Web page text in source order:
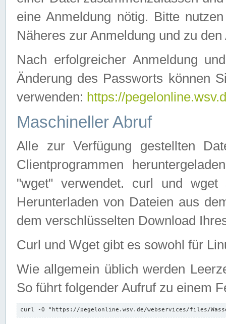
eine Anmeldung nötig. Bitte
Näheres zur Anmeldung und zu
Nach erfolgreicher Anmeldung
Änderung des Passworts können
verwenden: https://
Maschineller Abruf
Alle zur Verfügung gestellten
Clientprogrammen
"wget" verwendet. curl und wget
Herunterladen von Dateien aus
dem verschlüsselten Download
Curl und Wget gibt es sowohl für
Wie allgemein üblich werden
So führt folgender Aufruf zu einem
curl -O "https://pegelonline.wsv.de/webservices/files/